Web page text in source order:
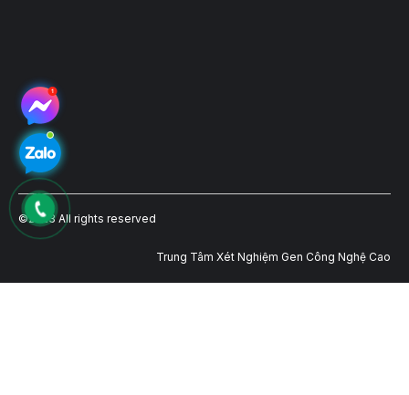
©2023 All rights reserved
Trung Tâm Xét Nghiệm Gen Công Nghệ Cao